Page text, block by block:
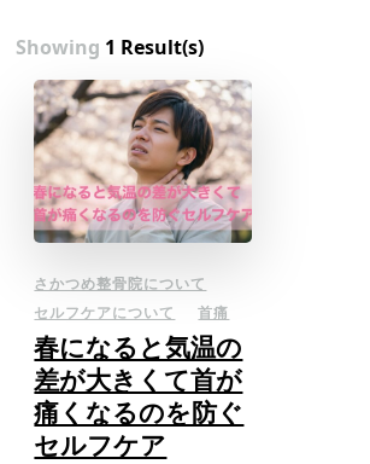
Showing 1 Result(s)
さかつめ整骨院について
セルフケアについて
首痛
春になると気温の
差が大きくて首が
痛くなるのを防ぐ
セルフケア